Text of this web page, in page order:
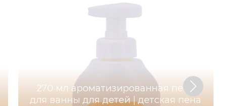
270 мл ароматизированная пена
для ванны для детей | детская пена